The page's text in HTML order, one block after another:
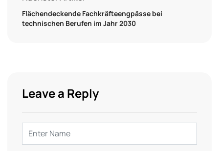
Flächendeckende Fachkräfteengpässe bei
technischen Berufen im Jahr 2030
Leave a Reply